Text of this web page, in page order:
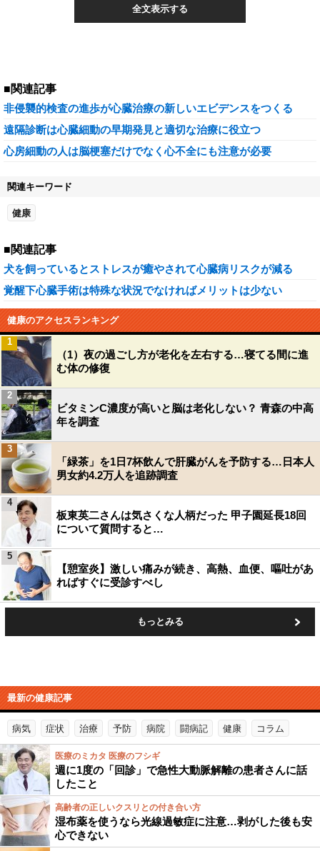
全文表示する
■関連記事
非侵襲的検査の進歩が心臓治療の新しいエビデンスをつくる
遠隔診断は心臓細動の早期発見と適切な治療に役立つ
心房細動の人は脳梗塞だけでなく心不全にも注意が必要
関連キーワード
健康
■関連記事
犬を飼っているとストレスが癒やされて心臓病リスクが減る
覚醒下心臓手術は特殊な状況でなければメリットは少ない
健康のアクセスランキング
（1）夜の過ごし方が老化を左右する…寝てる間に進
む体の修復
1
ビタミンC濃度が高いと脳は老化しない？ 青森の中高
年を調査
2
「緑茶」を1日7杯飲んで肝臓がんを予防する…日本人
男女約4.2万人を追跡調査
3
板東英二さんは気さくな人柄だった 甲子園延長18回
について質問すると…
4
【憩室炎】激しい痛みが続き、高熱、血便、嘔吐があ
ればすぐに受診すべし
5
もっとみる
最新の健康記事
病気 症状 治療 予防 病院 闘病記 健康 コラム
医療のミカタ 医療のフシギ
週に1度の「回診」で急性大動脈解離の患者さんに話
したこと
高齢者の正しいクスリとの付き合い方
湿布薬を使うなら光線過敏症に注意…剥がした後も安
心できない